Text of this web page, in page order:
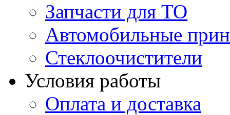
Запчасти для ТО
Автомобильные
Стеклоочистители
Условия работы
Оплата и доставка